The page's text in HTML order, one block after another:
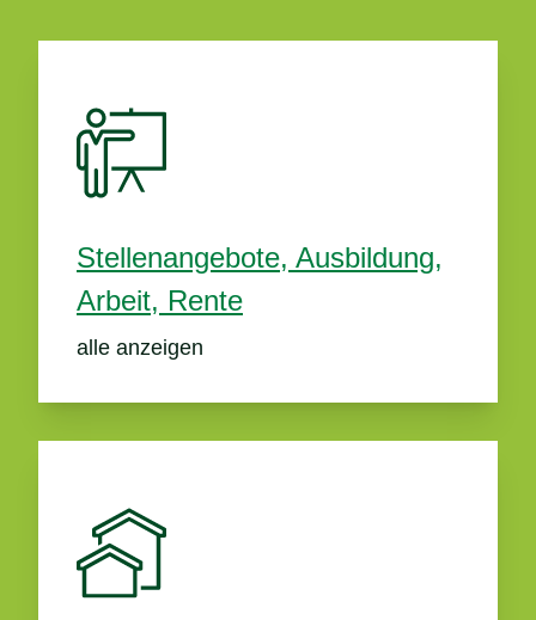
Stellenangebote, Ausbildung,
Arbeit, Rente
alle anzeigen